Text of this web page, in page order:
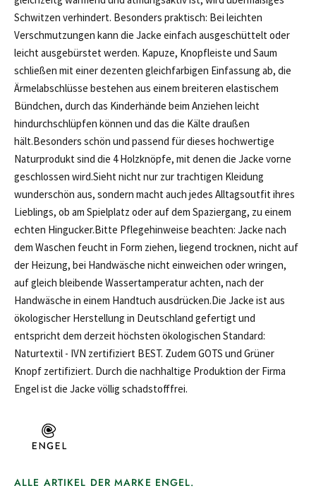
Schwitzen verhindert. Besonders praktisch: Bei leichten
Verschmutzungen kann die Jacke einfach ausgeschüttelt oder
leicht ausgebürstet werden. Kapuze, Knopfleiste und Saum
schließen mit einer dezenten gleichfarbigen Einfassung ab, die
Ärmelabschlüsse bestehen aus einem breiteren elastischem
Bündchen, durch das Kinderhände beim Anziehen leicht
hindurchschlüpfen können und das die Kälte draußen
hält.Besonders schön und passend für dieses hochwertige
Naturprodukt sind die 4 Holzknöpfe, mit denen die Jacke vorne
geschlossen wird.Sieht nicht nur zur trachtigen Kleidung
wunderschön aus, sondern macht auch jedes Alltagsoutfit ihres
Lieblings, ob am Spielplatz oder auf dem Spaziergang, zu einem
echten Hingucker.Bitte Pflegehinweise beachten: Jacke nach
dem Waschen feucht in Form ziehen, liegend trocknen, nicht auf
der Heizung, bei Handwäsche nicht einweichen oder wringen,
auf gleich bleibende Wassertamperatur achten, nach der
Handwäsche in einem Handtuch ausdrücken.Die Jacke ist aus
ökologischer Herstellung in Deutschland gefertigt und
entspricht dem derzeit höchsten ökologischen Standard:
Naturtextil - IVN zertifiziert BEST. Zudem GOTS und Grüner
Knopf zertifiziert. Durch die nachhaltige Produktion der Firma
Engel ist die Jacke völlig schadstofffrei.
ALLE ARTIKEL DER MARKE ENGEL.